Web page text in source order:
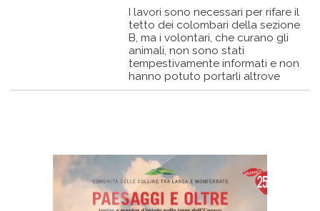
I lavori sono necessari per rifare il
tetto dei colombari della sezione
B, ma i volontari, che curano gli
animali, non sono stati
tempestivamente informati e non
hanno potuto portarli altrove